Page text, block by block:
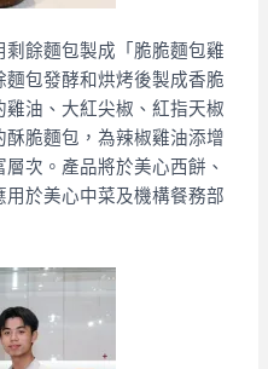
餘麵包製成「脆脆麵包雞
包發酵和烘烤後製成香脆
油、大紅尖椒、紅指天椒
脆麵包，為辣椒雞油添增
次。產品將於美心西餅、
於美心中菜及機構餐務部